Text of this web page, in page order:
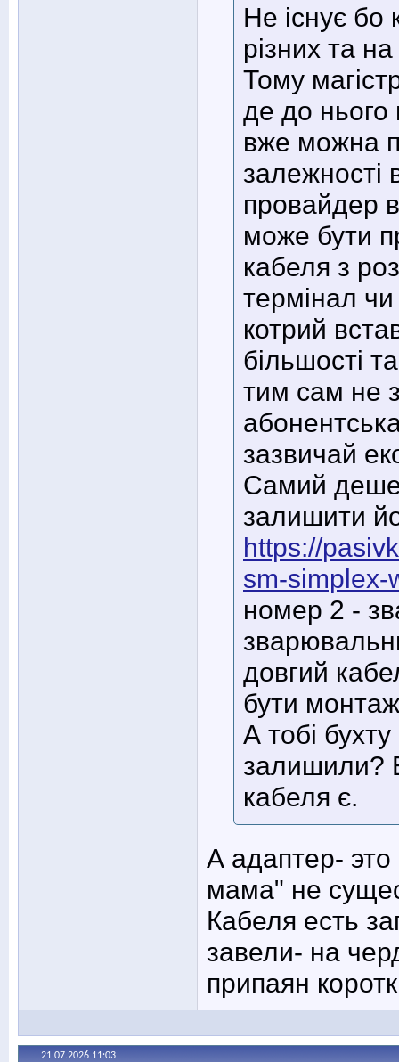
Не існує бо
різних та
Тому
де до
вже можна
залежності
провайдер
може бути
кабеля з
термінал
котрий
більшості
тим сам не
зазвичай
Самий
залишити
https://
sm-simplex-
номер 2 -
довгий
бути
А тобі
залишили?
кабеля є.
А адаптер-
мама" не
Кабеля есть
завели- на
припаян
21.07.2026 11:03